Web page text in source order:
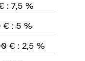
: 7,5 %
€ : 5 %
€ : 2,5 %